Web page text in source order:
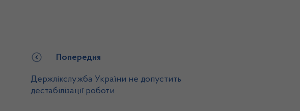
Попередня
Держлікслужба України не допустить
дестабілізації роботи